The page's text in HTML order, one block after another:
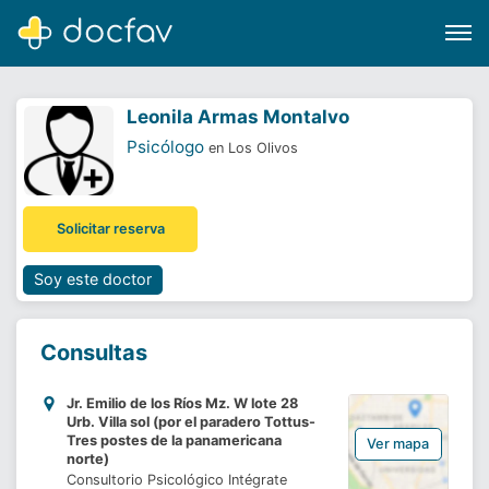
Software para clínicas
¿Eres un doctor?
Leonila Armas Montalvo
Psicólogo en Los Olivos
Solicitar reserva
Soy este doctor
Consultas
Jr. Emilio de los Ríos Mz. W lote 28
Urb. Villa sol (por el paradero Tottus-
Tres postes de la panamericana
norte)
Consultorio Psicológico Intégrate
Ver mapa